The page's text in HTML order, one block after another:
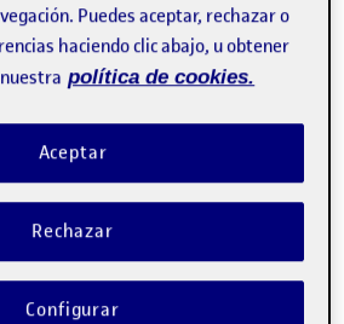
y bienvenidas!
publicación
15 septiembre, 2022 3:41 pm
Puedes aceptar, rechazar o
haciendo clic abajo, u obtener
política de cookies.
Rechazar
Aceptar
Configurar